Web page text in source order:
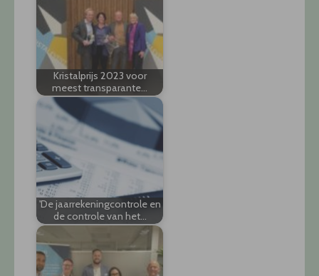
Kristalprijs 2023 voor
meest transparante…
'De jaarrekeningcontrole en
de controle van het…